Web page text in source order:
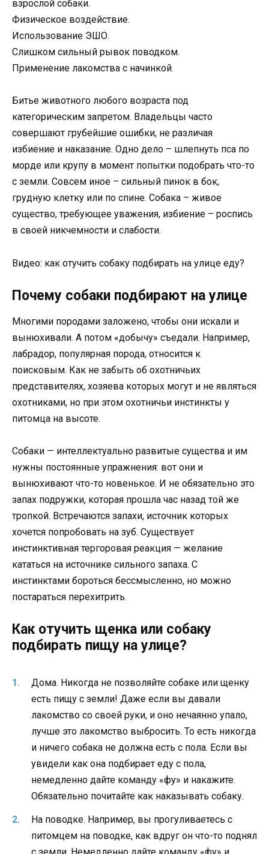
взрослой собаки.
Физическое воздействие.
Использование ЭШО.
Слишком сильный рывок поводком.
Применение лакомства с начинкой.
Битье животного любого возраста под
категорическим запретом. Владельцы часто
совершают грубейшие ошибки, не различая
избиение и наказание. Одно дело – шлепнуть пса по
морде или крупу в момент попытки подобрать что-то
с земли. Совсем иное – сильный пинок в бок,
грудную клетку или по спине. Собака – живое
существо, требующее уважения, избиение – роспись
в своей никчемности и слабости.
Видео: как отучить собаку подбирать на улице еду?
Почему собаки подбирают на улице
Многими породами заложено, чтобы они искали и
вынюхивали. А потом «добычу» съедали. Например,
лабрадор, популярная порода, относится к
поисковым. Как не забыть об охотничьих
представителях, хозяева которых могут и не являться
охотниками, но при этом охотничьи инстинкты у
питомца на высоте.
Собаки — интеллектуально развитые существа и им
нужны постоянные упражнения: вот они и
вынюхивают что-то новенькое. И не обязательно это
запах подружки, которая прошла час назад той же
тропкой. Встречаются запахи, источник которых
хочется попробовать на зуб. Существует
инстинктивная тергоровая реакция — желание
кататься на источнике сильного запаха. С
инстинктами бороться бессмысленно, но можно
постараться перехитрить.
Как отучить щенка или собаку
подбирать пищу на улице?
Дома. Никогда не позволяйте собаке или щенку
есть пищу с земли! Даже если вы давали
лакомство со своей руки, и оно нечаянно упало,
лучше это лакомство выбросить. То есть никогда
и ничего собака не должна есть с пола. Если вы
увидели как она подбирает еду с пола,
немедленно дайте команду «фу» и накажите.
Обязательно почитайте как наказывать собаку.
На поводке. Например, вы прогуливаетесь с
питомцем на поводке, как вдруг он что-то поднял
с земли. Немедленно дайте команду «фу» и